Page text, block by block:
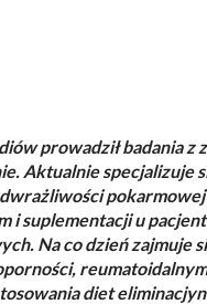
prowadził badania z
Aktualnie specjalizuje
pokarmowej
suplementacji u
Na co dzień zajmuje
diet